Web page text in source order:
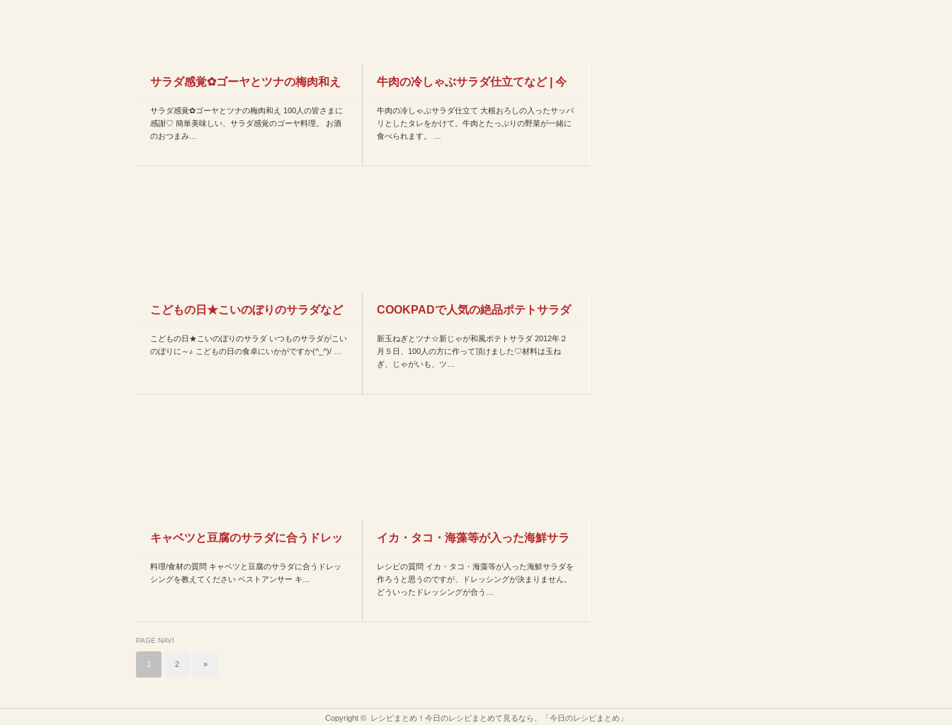
サラダ感覚✿ゴーヤとツナの梅肉和え
など | 今日のレシピ(2…
サラダ感覚✿ゴーヤとツナの梅肉和え 100人の皆さまに
感謝♡ 簡単美味しい、サラダ感覚のゴーヤ料理。 お酒
のおつまみ…
牛肉の冷しゃぶサラダ仕立てなど | 今
日のレシピ(2014年…
牛肉の冷しゃぶサラダ仕立て 大根おろしの入ったサッパ
リとしたタレをかけて。牛肉とたっぷりの野菜が一緒に
食べられます。 …
こどもの日★こいのぼりのサラダなど
| 今日のレシピ(201…
こどもの日★こいのぼりのサラダ いつものサラダがこい
のぼりに～♪ こどもの日の食卓にいかがですか(^_^)/ …
COOKPADで人気の絶品ポテトサラダ
レシピ集!!
新玉ねぎとツナ☆新じゃが和風ポテトサラダ 2012年２
月５日、100人の方に作って頂けました♡材料は玉ね
ぎ、じゃがいも、ツ…
キャベツと豆腐のサラダに合うドレッ
シングを教えてください
料理/食材の質問 キャベツと豆腐のサラダに合うドレッ
シングを教えてください ベストアンサー キ…
イカ・タコ・海藻等が入った海鮮サラ
ダを作ろうと思うのですが、…
レシピの質問 イカ・タコ・海藻等が入った海鮮サラダを
作ろうと思うのですが、ドレッシングが決まりません。
どういったドレッシングが合う…
PAGE NAVI
1 2 »
Copyright © レシピまとめ！今日のレシピまとめて見るなら、「今日のレシピまとめ」